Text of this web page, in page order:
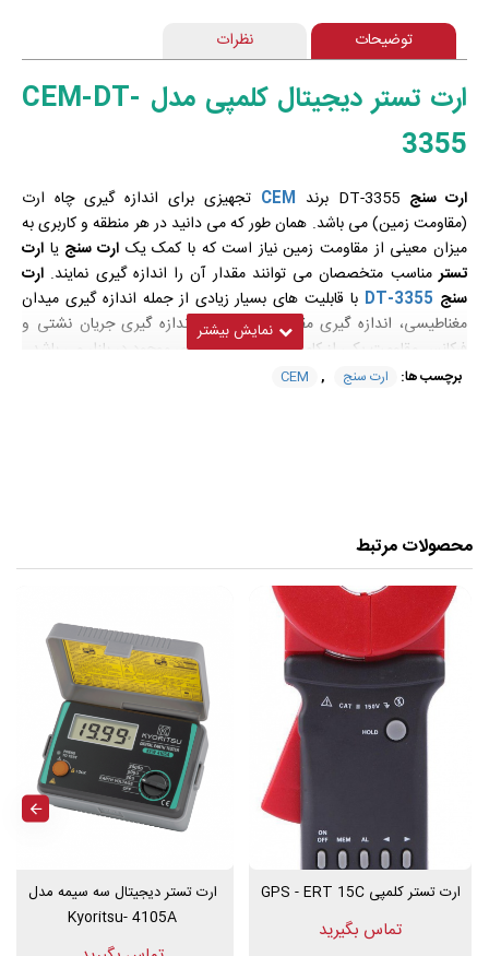
توضیحات نظرات
ارت تستر دیجیتال کلمپی مدل CEM-DT-
3355
ارت سنج CEM تجهیزی برای اندازه گیری چاه ارت
(مقاومت زمین) می باشد. همان طور که می دانید در هر منطقه و کاربری به
میزان معینی از مقاومت زمین نیاز است که با کمک یکارت سنج یا ارت
تسترمناسب متخصصان می توانند مقدار آن را اندازه گیری نمایند. ارت
سنج DT-3355 با قابلیت های بسیار زیادی از جمله اندازه گیری میدان
مغناطیسی، اندازه گیری مقاومت الکتریکی، اندازه گیری جریان نشتی و
فرکانس مقاومت یکی از کامل ترین ارت سنج های موجود در بازار می باشد.
ارت سنج دیجیتالکلمپی مدل
پس زمینه، بدنه عایق دو جداره، میدان مغناطیسی و الکتریکی خارجی و
سرعت اندازه گیری 1 ثانیه اشاره کرد.
دقت ±(1%+10d) و حاکثر رزولوشن 0/001Ω با فرکانس 1kHz اندازه
میدان الکتریکی خارجی این دستگاه 1V/m می باشد. ارت سنج کلمپی
سِم CEM DT-3355 دارای تاییدیه های CE اروپا، EN1010-1 و CAT.III
600V می باشد. همچنین شما می توانید این محصول را از فروشگاه
اینترنتی فازنول به همراه گارانتی معتبر وخدمات پس از فروش تهیه و
DT-3355 برای اندازه گیری مقاومت الکتریکی
زمین برای کاربری های مختلفی در هر منطقه ای کاربرد دارد.
برچسب ها: ارت سنج ,
CEM
محصولات مرتبط
ارت تستر کلمپی GPS - ERT 15C
ارت تستر دیجیتال سه سیمه مدل
Kyoritsu- 4105A